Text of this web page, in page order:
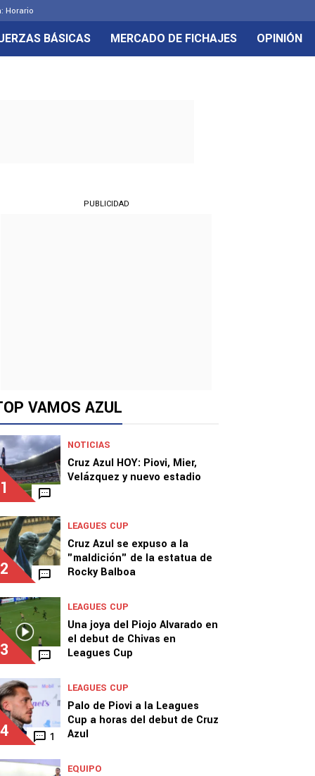
Horario
BÁSICAS MERCADO DE FICHAJES OPINIÓN
PUBLICIDAD
VAMOS AZUL
1
NOTICIAS
Cruz Azul HOY: Piovi, Mier,
Velázquez y nuevo estadio
2
LEAGUES CUP
Cruz Azul se expuso a la
"maldición" de la estatua de
Rocky Balboa
3
LEAGUES CUP
Una joya del Piojo Alvarado en
el debut de Chivas en
Leagues Cup
4 1
LEAGUES CUP
Palo de Piovi a la Leagues
Cup a horas del debut de Cruz
Azul
EQUIPO